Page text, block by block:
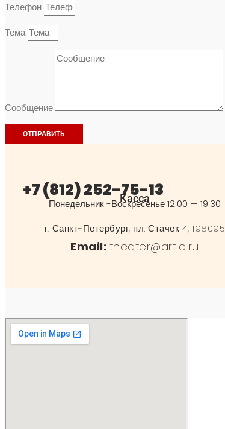
Телефон
Тема
Сообщение
ОТПРАВИТЬ
+7 (812) 252-75-13
Касса
Понедельник -Воскресенье 12:00 — 19:30
г. Санкт-Петербург, пл. Стачек 4, 198095
Email: theater@artlo.ru